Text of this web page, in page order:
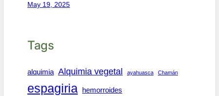
May 19, 2025
Tags
alquimia Alquimia vegetal ayahuasca Chamán
espagiria hemorroides